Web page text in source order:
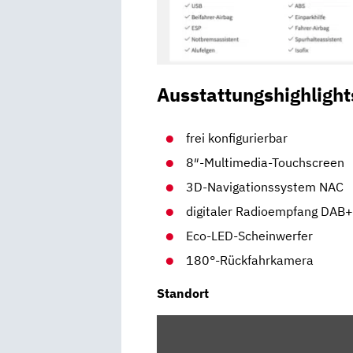
frei konfigurierbar
8″-Multimedia-Touchscreen
3D-Navigationssystem NAC
digitaler Radioempfang DAB+
Eco-LED-Scheinwerfer
180°-Rückfahrkamera
Standort